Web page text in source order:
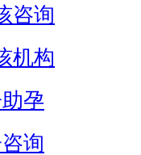
咨询
机构
孕
询